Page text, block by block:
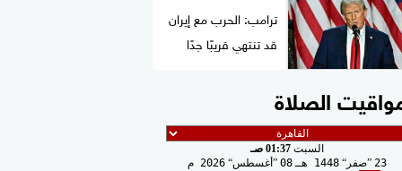
ترامب: الحرب مع إيران
قد تنتهي قريبًا جدًا
الصلاة
السبت 01:37 صـ
23 صفر 1448 هـ 08 أغسطس 2026 م